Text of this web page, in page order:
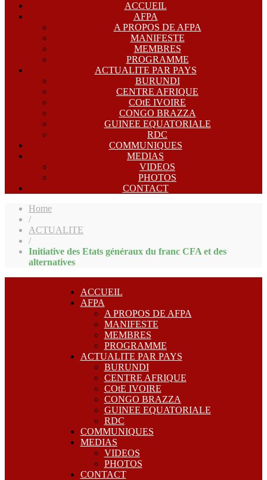
ACCUEIL
AFPA
A PROPOS DE AFPA
MANIFESTE
MEMBRES
PROGRAMME
ACTUALITE PAR PAYS
BURUNDI
CENTRE AFRIQUE
COtE IVOIRE
CONGO BRAZZA
GUINEE EQUATORIALE
RDC
COMMUNIQUES
MEDIAS
VIDEOS
PHOTOS
CONTACT
Home
/
ACTUALITE
/
Initiative des Etats généraux du franc CFA et des
alternatives
ACCUEIL
AFPA
A PROPOS DE AFPA
MANIFESTE
MEMBRES
PROGRAMME
ACTUALITE PAR PAYS
BURUNDI
CENTRE AFRIQUE
COtE IVOIRE
CONGO BRAZZA
GUINEE EQUATORIALE
RDC
COMMUNIQUES
MEDIAS
VIDEOS
PHOTOS
CONTACT